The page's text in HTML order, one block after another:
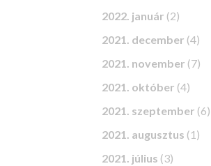
2022. január (2)
2021. december (4)
2021. november (7)
2021. október (4)
2021. szeptember (6)
2021. augusztus (1)
2021. július (3)